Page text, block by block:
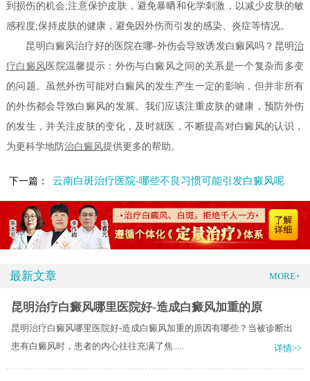
到损伤的机会;注意保护皮肤，避免暴晒和化学刺激，以减少皮肤的敏
感程度;保持皮肤的健康，避免因外伤而引发的感染、炎症等情况。
昆明白癜风治疗好的医院在哪-外伤会导致诱发白癜风吗？昆明治
疗白癜风 医院温馨提示：外伤与白癜风之间的关系是一个复杂而多变
的问题。虽然外伤可能对白癜风的发生产生一定的影响，但并非所有
的外伤都会导致白癜风的发展。我们应该注重皮肤的健康，预防外伤
的发生，并关注皮肤的变化，及时就医，不断提高对白癜风的认识，
为更科学地防治白癜风提供更多的帮助。
下一篇： 云南白斑治疗医院-哪些不良习惯可能引发白癜风呢
最新文章 MORE+
昆明治疗白癜风哪里医院好-造成白癜风加重的原
昆明治疗白癜风哪里医院好-造成白癜风加重的原因有哪些？当被诊断出
患有白癜风时，患者的内心往往充满了焦.....
详情>>